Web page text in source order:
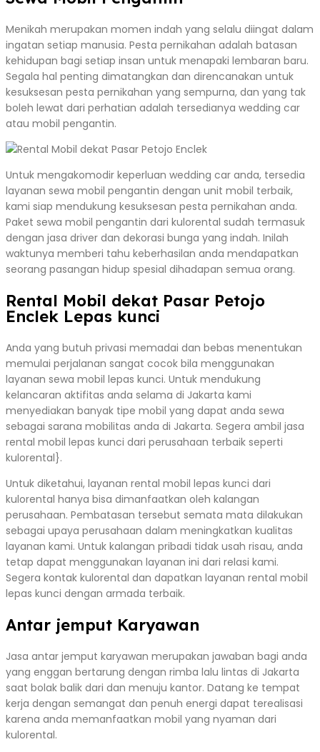
Menikah merupakan momen indah yang selalu diingat dalam
ingatan setiap manusia. Pesta pernikahan adalah batasan
kehidupan bagi setiap insan untuk menapaki lembaran baru.
Segala hal penting dimatangkan dan direncanakan untuk
kesuksesan pesta pernikahan yang sempurna, dan yang tak
boleh lewat dari perhatian adalah tersedianya wedding car
atau mobil pengantin.
Untuk mengakomodir keperluan wedding car anda, tersedia
layanan sewa mobil pengantin dengan unit mobil terbaik,
kami siap mendukung kesuksesan pesta pernikahan anda.
Paket sewa mobil pengantin dari kulorental sudah termasuk
dengan jasa driver dan dekorasi bunga yang indah. Inilah
waktunya memberi tahu keberhasilan anda mendapatkan
seorang pasangan hidup spesial dihadapan semua orang.
Rental Mobil dekat Pasar Petojo
Enclek Lepas kunci
Anda yang butuh privasi memadai dan bebas menentukan
memulai perjalanan sangat cocok bila menggunakan
layanan sewa mobil lepas kunci. Untuk mendukung
kelancaran aktifitas anda selama di Jakarta kami
menyediakan banyak tipe mobil yang dapat anda sewa
sebagai sarana mobilitas anda di Jakarta. Segera ambil jasa
rental mobil lepas kunci dari perusahaan terbaik seperti
kulorental}.
Untuk diketahui, layanan rental mobil lepas kunci dari
kulorental hanya bisa dimanfaatkan oleh kalangan
perusahaan. Pembatasan tersebut semata mata dilakukan
sebagai upaya perusahaan dalam meningkatkan kualitas
layanan kami. Untuk kalangan pribadi tidak usah risau, anda
tetap dapat menggunakan layanan ini dari relasi kami.
Segera kontak kulorental dan dapatkan layanan rental mobil
lepas kunci dengan armada terbaik.
Antar jemput Karyawan
Jasa antar jemput karyawan merupakan jawaban bagi anda
yang enggan bertarung dengan rimba lalu lintas di Jakarta
saat bolak balik dari dan menuju kantor. Datang ke tempat
kerja dengan semangat dan penuh energi dapat terealisasi
karena anda memanfaatkan mobil yang nyaman dari
kulorental.